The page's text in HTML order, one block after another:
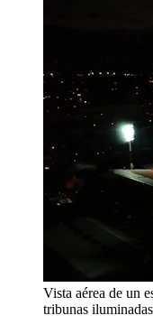
Vista aérea de un
tribunas iluminadas